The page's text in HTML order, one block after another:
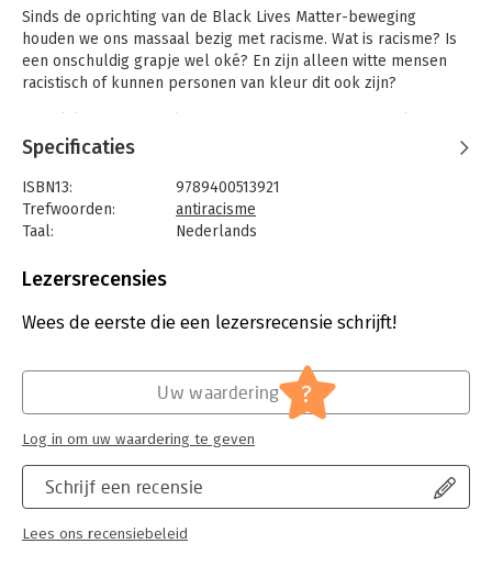
Sinds de oprichting van de Black Lives Matter-beweging
houden we ons massaal bezig met racisme. Wat is racisme? Is
een onschuldig grapje wel oké? En zijn alleen witte mensen
racistisch of kunnen personen van kleur dit ook zijn?
met wortels en al uit te roeien. Maar als meer mensen durven
te ontdekken waar ze zelf weleens een misstap begaan,
kunnen we steeds dichter naar een inclusieve samenleving toe
groeien. Iedereen maakt weleens een fout, een lerende
houding is waar het om draait.
In haar boek laat Chanel zien waarom het belangrijk is om je
met antiracisme bezig te houden, ook als je denkt niet
racistisch te zijn. Dankzij duidelijke voorbeelden en praktische
tips weet je precies hoe je respectvol met je medemens
Specificaties
ISBN13:
9789400513921
Trefwoorden:
antiracisme
Taal:
Nederlands
Aantal pagina's:
Druk:
1
Mens en maatschappij
Lezersrecensies
Wees de eerste die een lezersrecensie schrijft!
Schrijf een recensie
Lees ons recensiebeleid
Uw waardering ?
Log in om uw waardering te geven